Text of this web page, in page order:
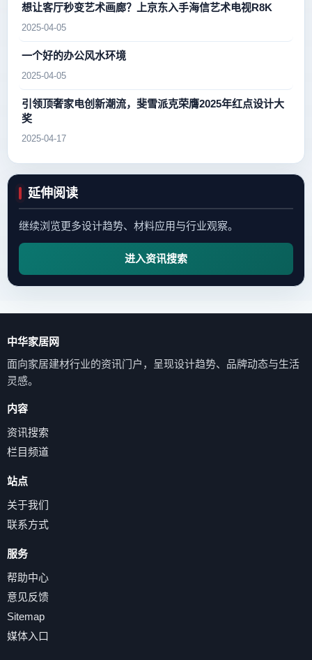
想让客厅秒变艺术画廊？上京东入手海信艺术电视R8K
2025-04-05
一个好的办公风水环境
2025-04-05
引领顶奢家电创新潮流，斐雪派克荣膺2025年红点设计大
奖
2025-04-17
延伸阅读
继续浏览更多设计趋势、材料应用与行业观察。
进入资讯搜索
中华家居网
面向家居建材行业的资讯门户，呈现设计趋势、品牌动态与生活
灵感。
内容
资讯搜索
栏目频道
站点
关于我们
联系方式
服务
帮助中心
意见反馈
Sitemap
媒体入口